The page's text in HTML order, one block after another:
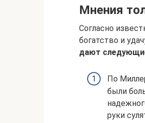
Мнения
Согласно
богатство и
дают
По
были
руки